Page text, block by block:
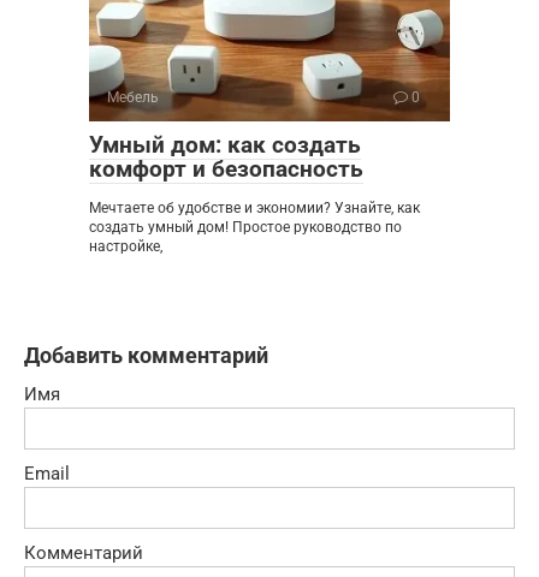
Мебель 0
Умный дом: как создать
комфорт и безопасность
Мечтаете об удобстве и экономии? Узнайте, как
создать умный дом! Простое руководство по
настройке,
Добавить комментарий
Имя
Email
Комментарий